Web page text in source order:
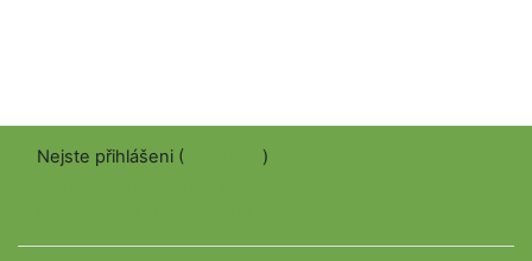
Nejste přihlášeni (
)